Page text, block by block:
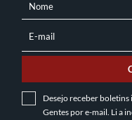
NOME
Nome
MAIL
E-mail
Desejo receber
Gentes por e-mail. Li a